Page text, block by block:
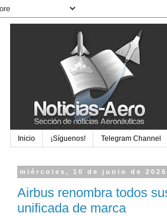
Inicio ¡Síguenos! Telegram Channel
miércoles, 10 de junio de 2026
Airbus renombra todos
unificada de marca